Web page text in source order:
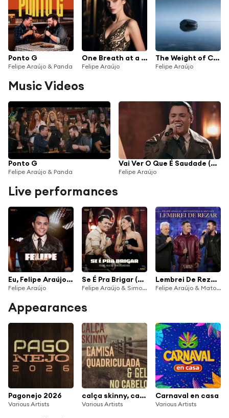
Ponto G
Felipe Araújo & Panda
One Breath at a Time
Felipe Araújo
The Weight of Calmz
Felipe Araújo
Music Videos
Ponto G
Felipe Araújo & Panda
Vai Ver O Que É Saudade (Ao Vivo)
Felipe Araújo
Live performances
Eu, Felipe Araújo (Ao Vivo)
Felipe Araújo
Se É Pra Brigar (Ao Vivo)
Felipe Araújo & Simone Mendes
Lembrei De Rezar (Ao Vivo)
Felipe Araújo & Matogrosso & Mathias
Appearances
Pagonejo 2026
Various Artists
calça skinny, camisa quadriculada e gel no cabelo
Various Artists
Carnaval en casa
Various Artists